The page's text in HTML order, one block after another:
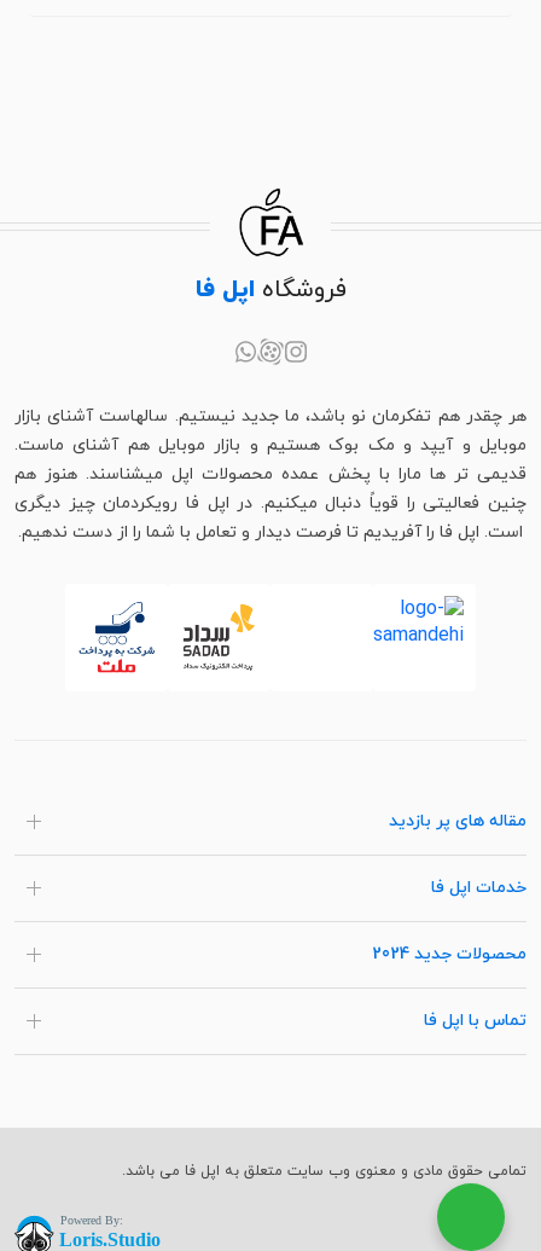
فروشگاه اپل فا
هر چقدر هم تفکرمان نو باشد، ما جدید نیستیم. سالهاست آشنای بازار
موبایل و آیپد و مک بوک هستیم و بازار موبایل هم آشنای ماست.
قدیمی تر ها مارا با پخش عمده محصولات اپل میشناسند. هنوز هم
چنین فعالیتی را قویاً دنبال میکنیم. در اپل فا رویکردمان چیز دیگری
است. اپل فا را آفریدیم تا فرصت دیدار و تعامل با شما را از دست ندهیم.
مقاله های پر بازدید
خدمات اپل فا
محصولات جدید 2024
تماس با اپل فا
تمامی حقوق مادی و معنوی وب سایت متعلق به اپل فا می باشد.